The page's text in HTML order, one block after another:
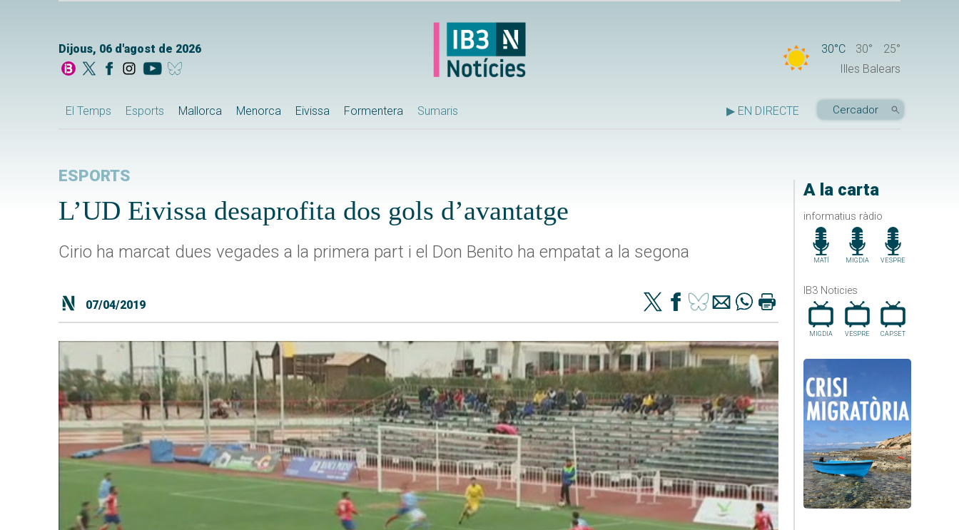
Dijous, 06 d'agost de 2026 30°C 30°
25°
Illes Balears
El Temps Esports Mallorca Menorca Eivissa Formentera Sumaris ▶ EN DIRECTE
A la carta
informatius ràdio
MATÍ MIGDIA VESPRE
IB3 Noticies
MIGDIA VESPRE CAP.SET
ESPORTS
L’UD Eivissa desaprofita dos gols d’avantatge
Cirio ha marcat dues vegades a la primera part i el Don Benito ha empatat a la segona
07/04/2019